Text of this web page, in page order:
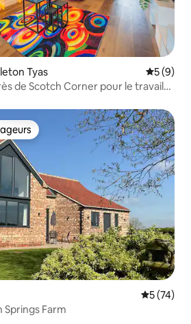
Tyas
5 (9)
de Scotch Corner pour le travail
les plus appréciés
5 (74)
Springs Farm